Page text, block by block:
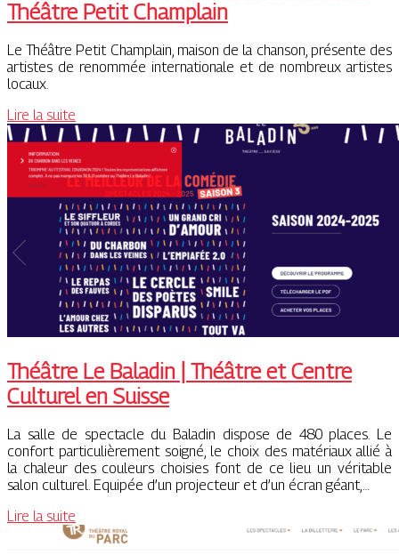
Théâtre Petit Champlain
Le Théâtre Petit Champlain, maison de la chanson, présente des
artistes de renommée internationale et de nombreux artistes
locaux.
Lire la suite
Théâtre Le Baladin | Théâtre et Centre
Culturel en Suisse
La salle de spectacle du Baladin dispose de 480 places. Le
confort particulièrement soigné, le choix des matériaux allié à
la chaleur des couleurs choisies font de ce lieu un véritable
salon culturel. Equipée d’un projecteur et d’un écran géant,…
Lire la suite